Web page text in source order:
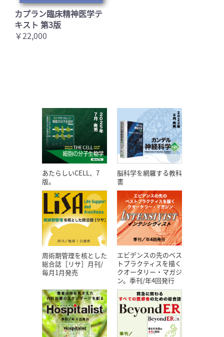
カプラン臨床精神医学テ
キスト 第3版
￥22,000
あたらしいCELL、7
版。
脳科学を網羅する教科
書
周術期管理を核とした
総合誌［リサ］月刊/
毎月1月発売
エビデンスの先のベス
トプラクティスを描く
クオータリー・マガジ
ン。季刊/年4回発行